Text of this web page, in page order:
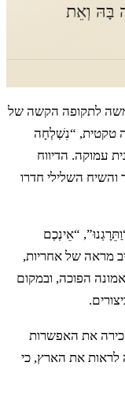
בָּהּ וְאֵת
שְׁנֵים עָשָׂר
אֶשְׁכֹּל
אֵלֵינוּ
הָאָרֶץ אֲשֶׁר
משה לתקופה הקשה של
טקטית, “נִשְׁלְחָה
עמוקה. הדיווח
השלילי חדרו
“אֵינְכֶם
מראה של אחריות,
הפוכה, ובמקום
את האפשרות
לראות את הארץ, כי